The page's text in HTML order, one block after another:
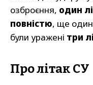
озброєння, один
повністю, ще
були уражені три
Про літак СУ